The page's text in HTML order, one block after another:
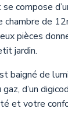
compose
chambre de
pièces
jardin.
baigné de
gaz, d’un
et votre